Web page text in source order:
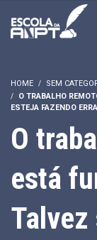
HOME
SEM
O TRABALHO
ESTEJA FAZENDO
O
está
Talvez